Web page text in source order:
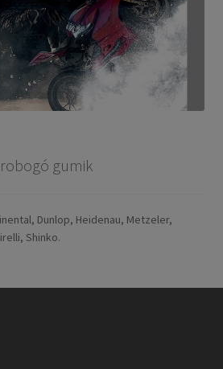
gumik
Dunlop, Heidenau, Metzeler,
Shinko.